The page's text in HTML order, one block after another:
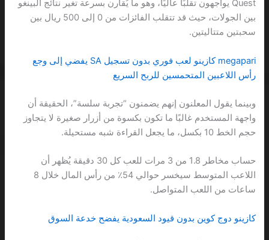
Quest يواجهون تقلبًا عاليًا، وهو ما يُقارن بسرعة تغير نتائج البينغو
بين الجولات، حيث قد تتقلب الفائزات من 0 إلى 500 ريال بين
سحبتين متتاليتين.
megapari كازينو لعب فوري بدون تسجيل SA يفضي إلى وجع
رأس اللاعبين المتحمسين للربح السريع
وبينما يقول المعلنون إنهم يضمنون “تجربة سلسة”، الحقيقة أن
واجهة المستخدم غالبًا ما تكون بكسوة من أزرار صغيرة لا يتجاوز
حجم الخط 10 بكسل، ما يجعل القراءة شبه مستحيلة.
حساب مخاطر 1.8 من 3 مرات للعب كل 30 دقيقة يُظهر أن
اللاعب المتوسط سيخسر حوالي 54٪ من رأس المال خلال 8
ساعات من اللعب المتواصل.
كازينو دوج كوين بدون قيود السعودية يفضح خدعة السوق